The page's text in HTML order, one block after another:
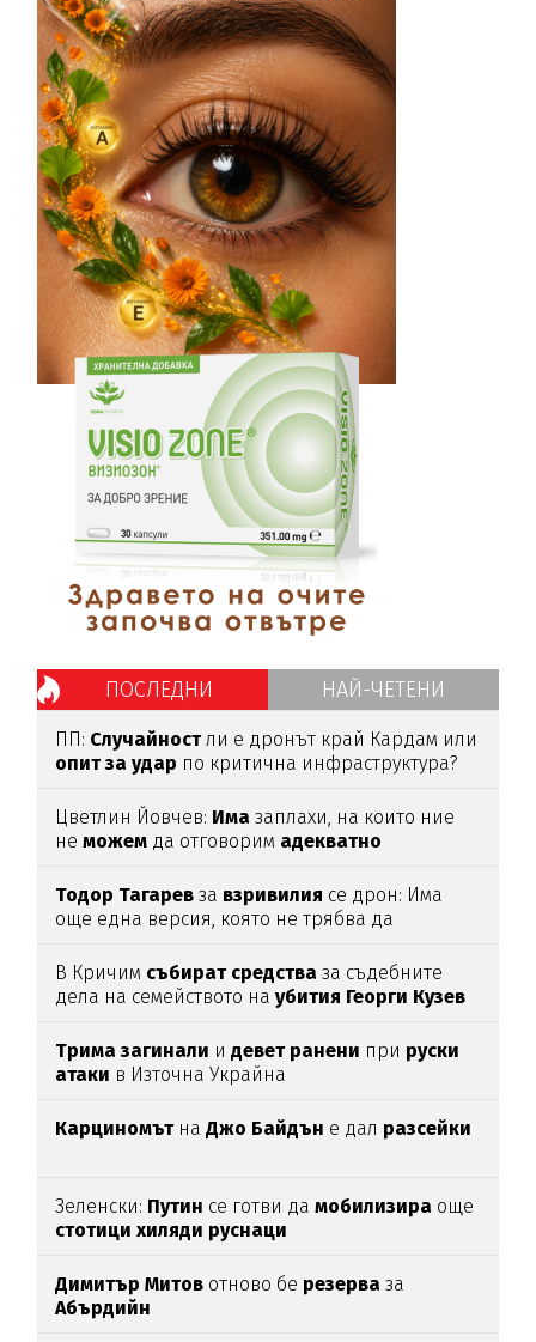
ПОСЛЕДНИ НАЙ-ЧЕТЕНИ
ПП: Случайностли е дронът край Кардам или
опит за удар по критична инфраструктура?
Цветлин Йовчев: Има заплахи, на които ние
неможем да отговорим адекватно
Тодор Тагарев за взривилия се дрон: Има
още една версия, която не трябва да
В Кричим събират средства за съдебните
дела на семейството наубития Георги Кузев
Трима загинали идевет ранени при руски
атаки в Източна Украйна
КарциномътнаДжо Байдън е дал разсейки
Зеленски: Путин се готви дамобилизира още
стотици хиляди руснаци
Димитър Митов отново бе резерва за
Абърдийн